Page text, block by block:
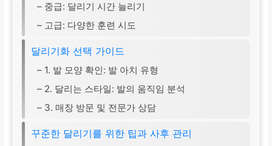
– 중급: 달리기 시간 늘리기
– 고급: 다양한 훈련 시도
달리기화 선택 가이드
– 1. 발 모양 확인: 발 아치 유형
– 2. 달리는 스타일: 발의 움직임 분석
– 3. 매장 방문 및 전문가 상담
꾸준한 달리기를 위한 팁과 사후 관리